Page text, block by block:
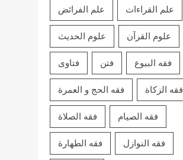
علم الفرائض علم القراءات
علوم الحديث علوم القرآن
فتاوى فتن فقه البيوع
فقه الحج و العمرة فقه الزكاة
فقه الصلاة فقه الصيام
فقه الطهارة فقه النوازل